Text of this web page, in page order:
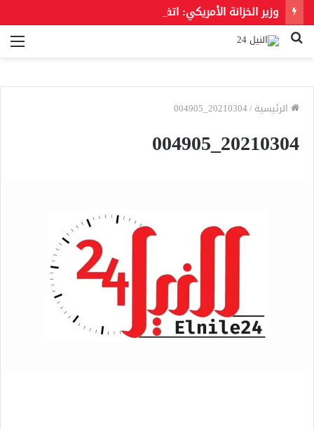
بحث
الرئيسية/
20210304_004905
20210304_004905